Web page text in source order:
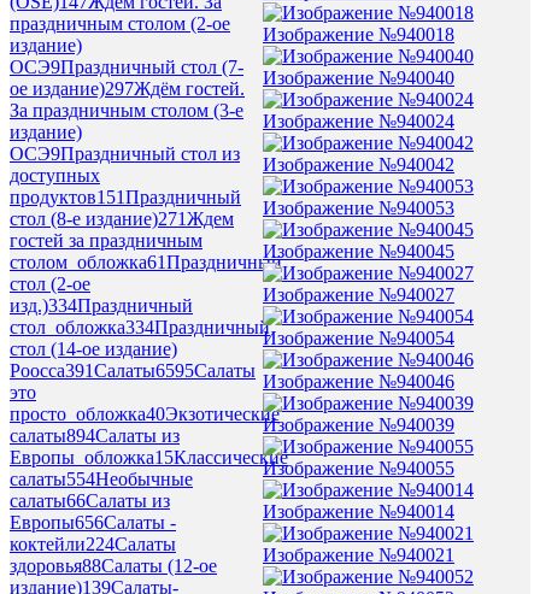
праздничным столом (2-ое
издание)
ОСЭ9Праздничный стол (7-
ое издание)297Ждём гостей.
За праздничным столом (3-е
издание)
ОСЭ9Праздничный стол из
доступных
продуктов151Праздничный
стол (8-е издание)271Ждем
гостей за праздничным
столом_обложка61Праздничный
стол (2-ое
изд.)334Праздничный
стол_обложка334Праздничный
стол (14-ое издание)
Роосса391Салаты6595Салаты
это
просто_обложка40Экзотические
салаты894Салаты из
Европы_обложка15Классические
салаты554Необычные
салаты66Салаты из
Европы656Салаты -
коктейли224Салаты
здоровья88Салаты (12-ое
издание)139Салаты-
Изображение №940018
Изображение №940040
Изображение №940024
Изображение №940042
Изображение №940053
Изображение №940045
Изображение №940027
Изображение №940054
Изображение №940046
Изображение №940039
Изображение №940055
Изображение №940014
Изображение №940021